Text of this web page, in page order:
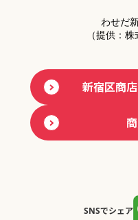
わせだ
（提供：
新宿区商
SNSでシェア